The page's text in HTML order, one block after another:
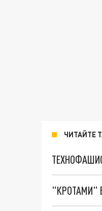
ЧИТАЙТЕ
"КРОТАМИ"